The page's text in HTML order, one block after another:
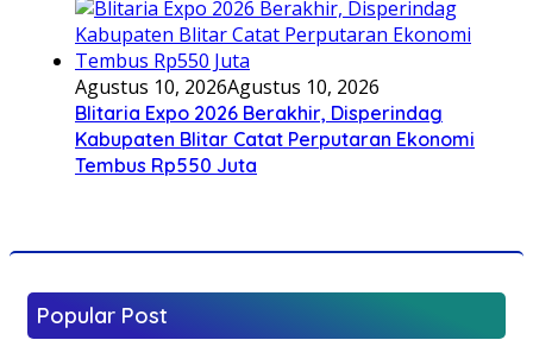
Agustus 10, 2026Agustus 10, 2026
Blitaria Expo 2026 Berakhir, Disperindag
Kabupaten Blitar Catat Perputaran Ekonomi
Tembus Rp550 Juta
Popular Post